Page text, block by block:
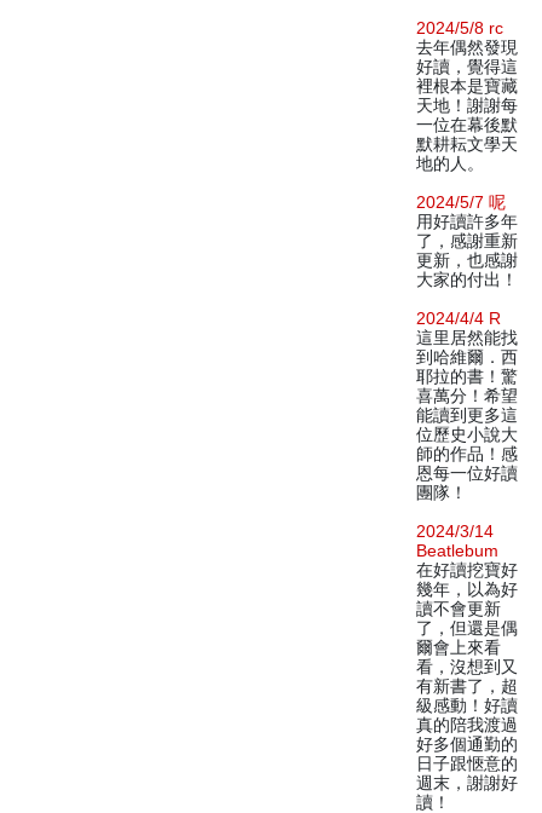
2024/5/8 rc
去年偶然發現
好讀，覺得這
裡根本是寶藏
天地！謝謝每
一位在幕後默
默耕耘文學天
地的人。
2024/5/7 呢
用好讀許多年
了，感謝重新
更新，也感謝
大家的付出！
2024/4/4 R
這里居然能找
到哈維爾．西
耶拉的書！驚
喜萬分！希望
能讀到更多這
位歷史小說大
師的作品！感
恩每一位好讀
團隊！
2024/3/14
Beatlebum
在好讀挖寶好
幾年，以為好
讀不會更新
了，但還是偶
爾會上來看
看，沒想到又
有新書了，超
級感動！好讀
真的陪我渡過
好多個通勤的
日子跟愜意的
週末，謝謝好
讀！